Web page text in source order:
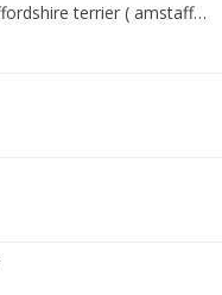
Gruppo American staffordshire terrier ( amstaff, amastaff )